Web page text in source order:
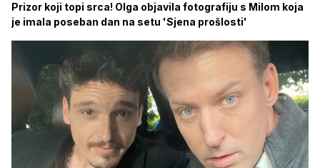
Prizor koji topi srca! Olga objavila fotografiju s Milom koja
je imala poseban dan na setu 'Sjena prošlosti'